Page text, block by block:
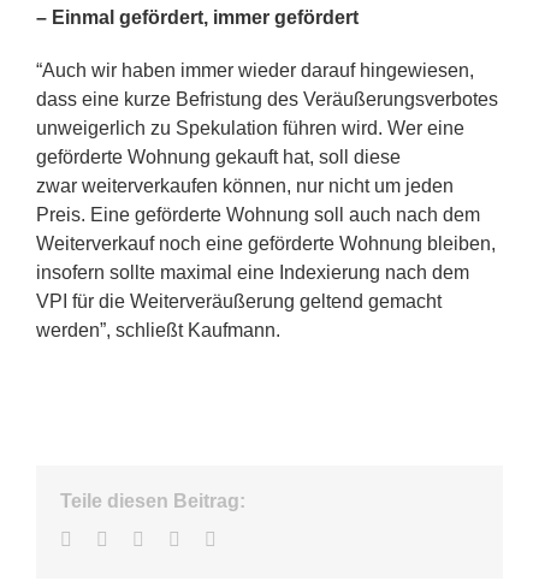
– Einmal gefördert, immer gefördert
“Auch wir haben immer wieder darauf hingewiesen,
dass eine kurze Befristung des Veräußerungsverbotes
unweigerlich zu Spekulation führen wird. Wer eine
geförderte Wohnung gekauft hat, soll diese
zwar weiterverkaufen können, nur nicht um jeden
Preis. Eine geförderte Wohnung soll auch nach dem
Weiterverkauf noch eine geförderte Wohnung bleiben,
insofern sollte maximal eine Indexierung nach dem
VPI für die Weiterveräußerung geltend gemacht
werden”, schließt Kaufmann.
Teile diesen Beitrag:
Facebook
TwitterLinkedInWhatsApp